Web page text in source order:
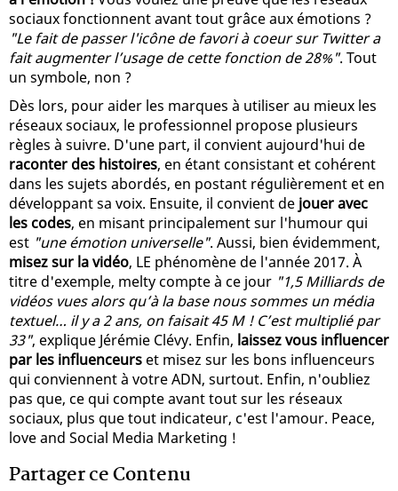
sociaux fonctionnent avant tout grâce aux émotions ?
"Le fait de passer l'icône de favori à coeur sur Twitter a
fait augmenter l’usage de cette fonction de 28%". Tout
un symbole, non ?
Dès lors, pour aider les marques à utiliser au mieux les
réseaux sociaux, le professionnel propose plusieurs
règles à suivre. D'une part, il convient aujourd'hui de
raconter des histoires, en étant consistant et cohérent
dans les sujets abordés, en postant régulièrement et en
développant sa voix. Ensuite, il convient de jouer avec
les codes, en misant principalement sur l'humour qui
est "une émotion universelle". Aussi, bien évidemment,
misez sur la vidéo, LE phénomène de l'année 2017. À
titre d'exemple, melty compte à ce jour "1,5 Milliards de
vidéos vues alors qu’à la base nous sommes un média
textuel… il y a 2 ans, on faisait 45 M ! C’est multiplié par
33", explique Jérémie Clévy. Enfin, laissez vous influencer
par les influenceurs et misez sur les bons influenceurs
qui conviennent à votre ADN, surtout. Enfin, n'oubliez
pas que, ce qui compte avant tout sur les réseaux
sociaux, plus que tout indicateur, c'est l'amour. Peace,
love and Social Media Marketing !
Partager ce Contenu